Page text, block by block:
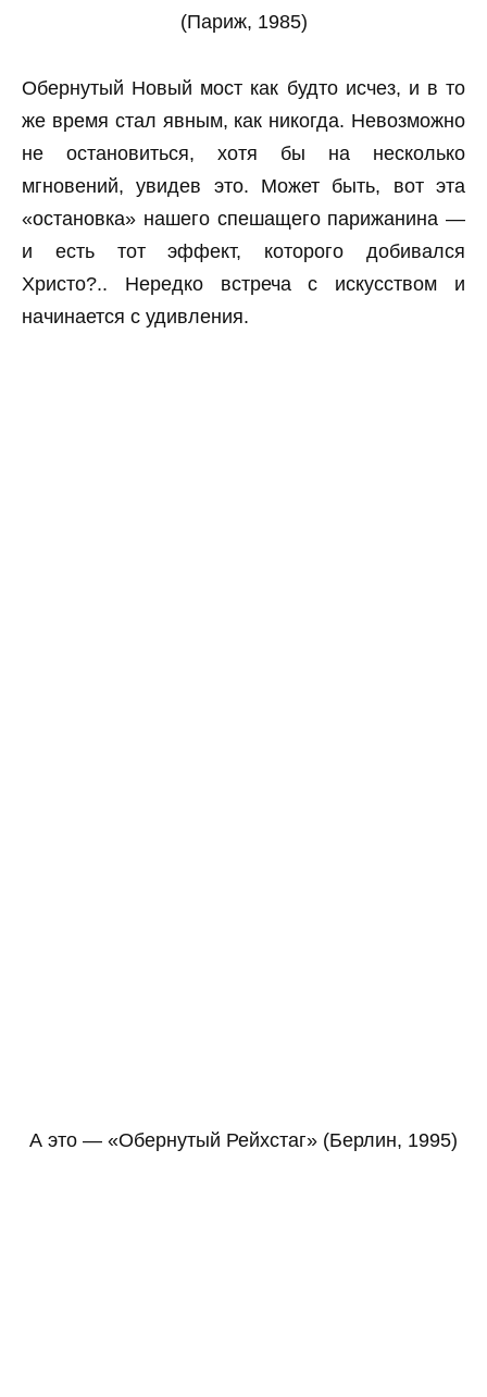
(Париж, 1985)
Обернутый Новый мост как будто исчез, и в то
же время стал явным, как никогда. Невозможно
не остановиться, хотя бы на несколько
мгновений, увидев это. Может быть, вот эта
«остановка» нашего спешащего парижанина —
и есть тот эффект, которого добивался
Христо?.. Нередко встреча с искусством и
начинается с удивления.
А это — «Обернутый Рейхстаг» (Берлин, 1995)